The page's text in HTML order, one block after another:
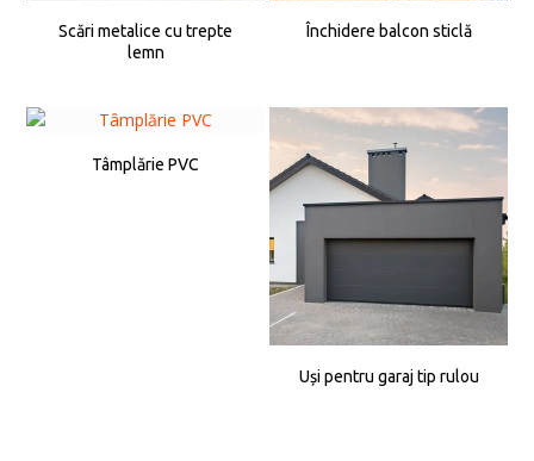
Scări metalice cu trepte
lemn
Închidere balcon sticlă
Tâmplărie PVC
Uși pentru garaj tip rulou